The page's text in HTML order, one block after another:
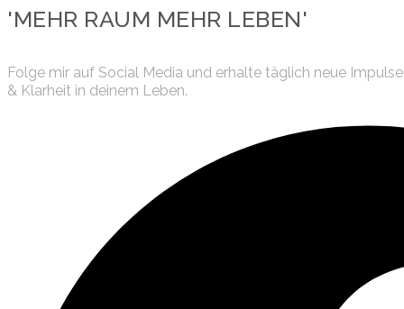
'MEHR RAUM MEHR LEBEN'
Folge mir auf Social Media und erhalte täglich neue
& Klarheit in deinem Leben.